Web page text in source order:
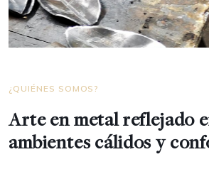
¿QUIÉNES SOMOS?
Arte en metal reflejado
ambientes cálidos y